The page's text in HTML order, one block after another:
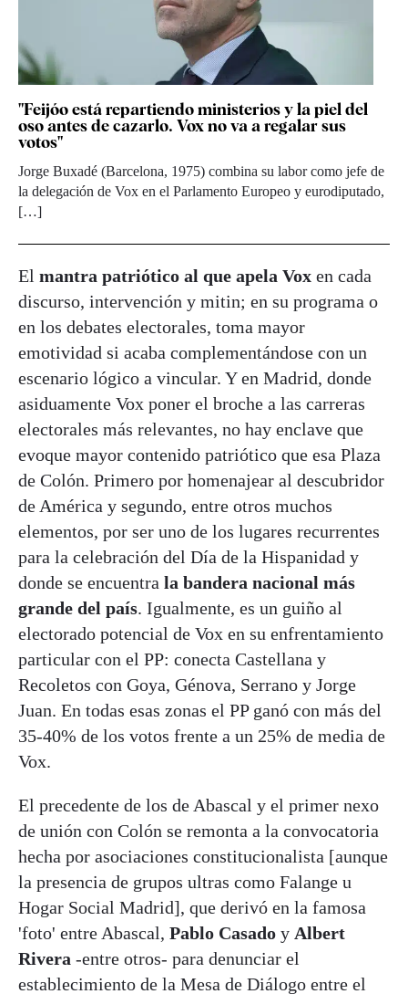
"Feijóo está repartiendo ministerios y la piel del
oso antes de cazarlo. Vox no va a regalar sus
votos"
Jorge Buxadé (Barcelona, 1975) combina su labor como jefe de
la delegación de Vox en el Parlamento Europeo y eurodiputado,
[…]
El mantra patriótico al que apela Vox en cada
discurso, intervención y mitin; en su programa o
en los debates electorales, toma mayor
emotividad si acaba complementándose con un
escenario lógico a vincular. Y en Madrid, donde
asiduamente Vox poner el broche a las carreras
electorales más relevantes, no hay enclave que
evoque mayor contenido patriótico que esa Plaza
de Colón. Primero por homenajear al descubridor
de América y segundo, entre otros muchos
elementos, por ser uno de los lugares recurrentes
para la celebración del Día de la Hispanidad y
donde se encuentra la bandera nacional más
grande del país. Igualmente, es un guiño al
electorado potencial de Vox en su enfrentamiento
particular con el PP: conecta Castellana y
Recoletos con Goya, Génova, Serrano y Jorge
Juan. En todas esas zonas el PP ganó con más del
35-40% de los votos frente a un 25% de media de
Vox.
El precedente de los de Abascal y el primer nexo
de unión con Colón se remonta a la convocatoria
hecha por asociaciones constitucionalista [aunque
la presencia de grupos ultras como Falange u
Hogar Social Madrid], que derivó en la famosa
'foto' entre Abascal, Pablo Casado y Albert
Rivera -entre otros- para denunciar el
establecimiento de la Mesa de Diálogo entre el